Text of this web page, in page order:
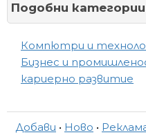
Подобни категории
Компютри и
Бизнес и
кариерно развитие
Добави • Ново •